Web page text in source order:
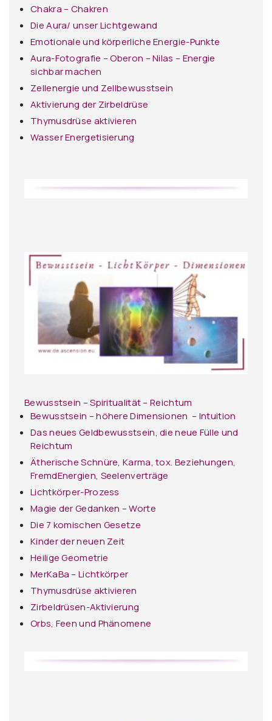
Chakra – Chakren
Die Aura/ unser Lichtgewand
Emotionale und körperliche Energie-Punkte
Aura-Fotografie – Oberon – Nilas – Energie
sichbar machen
Zellenergie und Zellbewusstsein
Aktivierung der Zirbeldrüse
Thymusdrüse aktivieren
Wasser Energetisierung
Bewusstsein – Spiritualität – Reichtum
Bewusstsein – höhere Dimensionen – Intuition
Das neues Geldbewusstsein, die neue Fülle und
Reichtum
Ätherische Schnüre, Karma, tox. Beziehungen,
FremdEnergien, Seelenverträge
Lichtkörper-Prozess
Magie der Gedanken – Worte
Die 7 komischen Gesetze
Kinder der neuen Zeit
Heilige Geometrie
MerKaBa – Lichtkörper
Thymusdrüse aktivieren
Zirbeldrüsen-Aktivierung
Orbs, Feen und Phänomene